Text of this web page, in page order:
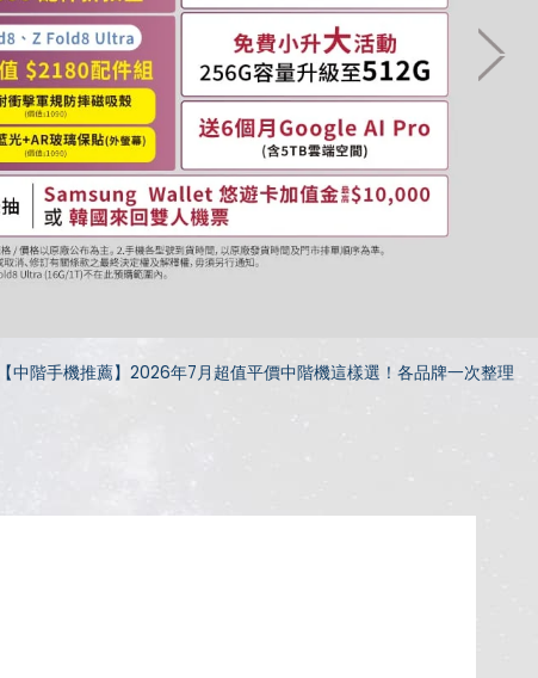
【中階手機推薦】2026年7月超值平價中階機這樣選！各品牌一次整理